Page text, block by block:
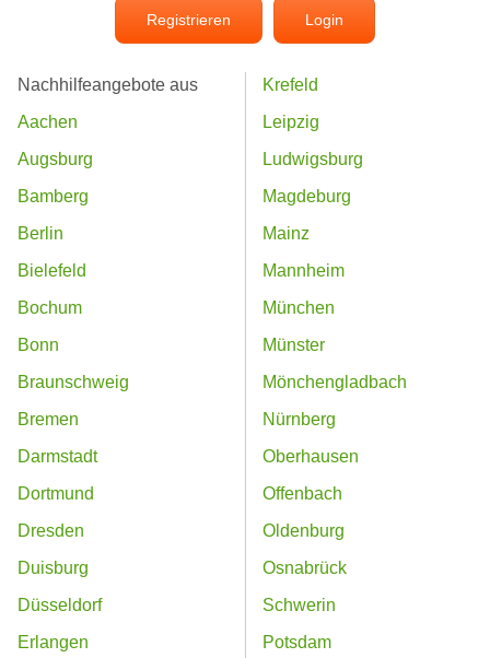
Registrieren Login
Nachhilfeangebote aus
Aachen
Augsburg
Bamberg
Berlin
Bielefeld
Bochum
Bonn
Braunschweig
Bremen
Darmstadt
Dortmund
Dresden
Duisburg
Düsseldorf
Erlangen
Krefeld
Leipzig
Ludwigsburg
Magdeburg
Mainz
Mannheim
München
Münster
Mönchengladbach
Nürnberg
Oberhausen
Offenbach
Oldenburg
Osnabrück
Schwerin
Potsdam